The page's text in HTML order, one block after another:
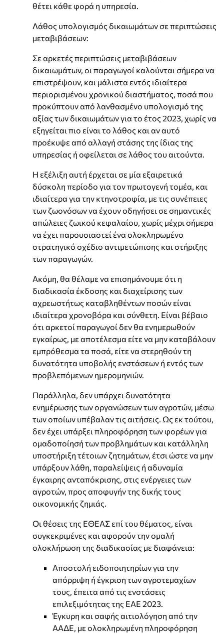
θέτει κάθε φορά η υπηρεσία.
Λάθος υπολογισμός δικαιωμάτων σε περιπτώσεις
μεταβιβάσεων:
Σε αρκετές περιπτώσεις μεταβιβάσεων
δικαιωμάτων, οι παραγωγοί καλούνται σήμερα να
επιστρέψουν, και μάλιστα εντός ιδιαίτερα
περιορισμένου χρονικού διαστήματος, ποσά που
προκύπτουν από λανθασμένο υπολογισμό της
αξίας των δικαιωμάτων για το έτος 2023, χωρίς να
εξηγείται πιο είναι το λάθος και αν αυτό
προέκυψε από αλλαγή στάσης της ίδιας της
υπηρεσίας ή οφείλεται σε λάθος του αιτούντα.
Η εξέλιξη αυτή έρχεται σε μία εξαιρετικά
δύσκολη περίοδο για τον πρωτογενή τομέα, και
ιδιαίτερα για την κτηνοτροφία, με τις συνέπειες
των ζωονόσων να έχουν οδηγήσει σε σημαντικές
απώλειες ζωικού κεφαλαίου, χωρίς μέχρι σήμερα
να έχει παρουσιαστεί ένα ολοκληρωμένο
στρατηγικό σχέδιο αντιμετώπισης και στήριξης
των παραγωγών.
Ακόμη, θα θέλαμε να επισημάνουμε ότι η
διαδικασία έκδοσης και διαχείρισης των
αχρεωστήτως καταβληθέντων ποσών είναι
ιδιαίτερα χρονοβόρα και σύνθετη. Είναι βέβαιο
ότι αρκετοί παραγωγοί δεν θα ενημερωθούν
εγκαίρως, με αποτέλεσμα είτε να μην καταβάλουν
εμπρόθεσμα τα ποσά, είτε να στερηθούν τη
δυνατότητα υποβολής ενστάσεων ή εντός των
προβλεπόμενων ημερομηνιών.
Παράλληλα, δεν υπάρχει δυνατότητα
ενημέρωσης των οργανώσεων των αγροτών, μέσω
των οποίων υπέβαλαν τις αιτήσεις. Ως εκ τούτου,
δεν έχει υπάρξει πληροφόρηση των φορέων για
ομαδοποίησή των προβλημάτων και κατάλληλη
υποστήριξη τέτοιων ζητημάτων, έτσι ώστε να μην
υπάρξουν λάθη, παραλείψεις ή αδυναμία
έγκαιρης ανταπόκρισης, στις ενέργειες των
αγροτών, προς αποφυγήν της δικής τους
οικονομικής ζημιάς.
Οι θέσεις της ΕΘΕΑΣ επί του θέματος, είναι
συγκεκριμένες και αφορούν την ομαλή
ολοκλήρωση της διαδικασίας με διαφάνεια:
Αποστολή ειδοποιητηρίων για την
απόρριψη ή έγκριση των αγροτεμαχίων
τους, έπειτα από τις ενστάσεις
επιλεξιμότητας της ΕΑΕ 2023.
Έγκυρη και σαφής αιτιολόγηση από την
ΑΑΔΕ, με ολοκληρωμένη πληροφόρηση